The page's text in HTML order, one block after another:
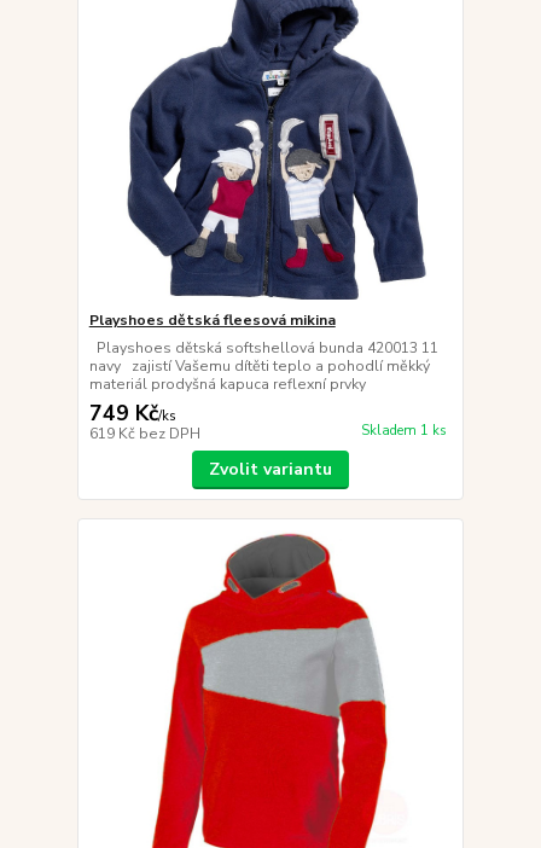
Playshoes dětská fleesová mikina
Playshoes dětská softshellová bunda 420013 11
navy zajistí Vašemu dítěti teplo a pohodlí měkký
materiál prodyšná kapuca reflexní prvky
749 Kč/ks
619 Kč bez DPH Skladem 1 ks
Zvolit variantu